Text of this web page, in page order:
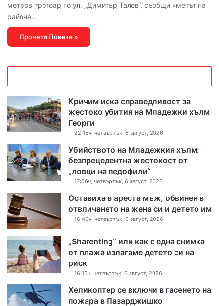
метров тротоар по ул. „Димитър Талев“, съобщи кметът на
района…
Прочети Повече »
Кричим иска справедливост за
жестоко убития на Младежки хълм
Георги
22:15ч, четвъртък, 6 август, 2026
Убийството на Младежкия хълм:
безпрецедентна жестокост от
„ловци на педофили“
17:06ч, четвъртък, 6 август, 2026
Оставиха в ареста мъж, обвинен в
отвличането на жена си и детето им
16:40ч, четвъртък, 6 август, 2026
„Sharenting“ или как с една снимка
от плажа излагаме детето си на
риск
16:15ч, четвъртък, 6 август, 2026
Хеликоптер се включи в гасенето на
пожара в Пазарджишко